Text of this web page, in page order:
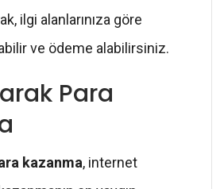
ilgi alanlarınıza göre
ve ödeme alabilirsiniz.
Para
kazanma, internet